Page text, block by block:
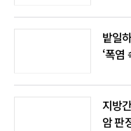
밭일
‘폭염
지방
암 판